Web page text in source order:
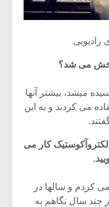
رادیویی
پخش می شد؟
میشد، بیشتر آنها
می کردند و به این
کار می
کردم و سالها در
چند سال نگاهم به